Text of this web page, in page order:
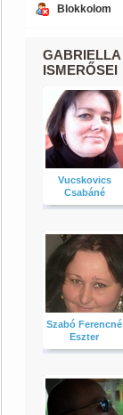
Blokkolom
GABRIELLA
ISMERŐSEI
Vucskovics
Csabáné
Szabó Ferencné
Eszter